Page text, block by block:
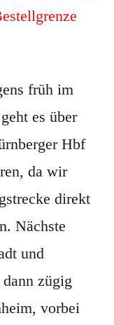
früh im
es über
Hbf
da wir
direkt
Nächste
und
zügig
vorbei